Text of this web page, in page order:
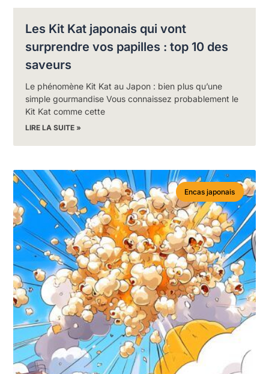
Les Kit Kat japonais qui vont
surprendre vos papilles : top 10 des
saveurs
Le phénomène Kit Kat au Japon : bien plus qu’une
simple gourmandise Vous connaissez probablement le
Kit Kat comme cette
LIRE LA SUITE »
Encas japonais